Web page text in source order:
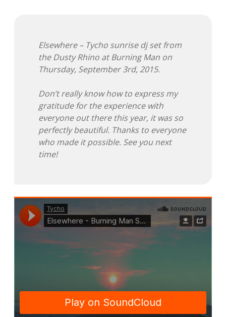
Elsewhere – Tycho sunrise dj set from
the Dusty Rhino at Burning Man on
Thursday, September 3rd, 2015.
Don’t really know how to express my
gratitude for the experience with
everyone out there this year, it was so
perfectly beautiful. Thanks to everyone
who made it possible. See you next
time!